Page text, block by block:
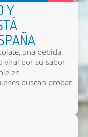
Y
una bebida
viral por su sabor
en
buscan probar